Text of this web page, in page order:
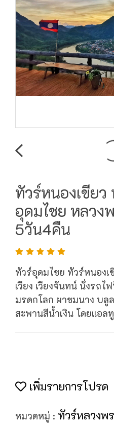
ทัวร์หนองเขีย
อุดมไชย หลวง
5วัน4คืน
ทัวร์อุดมไชย ทัวร์หนองเ
เวียง เวียงจันทน์ นั่งรถไ
มรดกโลก ผาชมนาง บลู
สะพานสีน้ำเงิน โดยแอล
เพิ่มรายการโปรด
หมวดหมู่ : ทัวร์หลวงพ